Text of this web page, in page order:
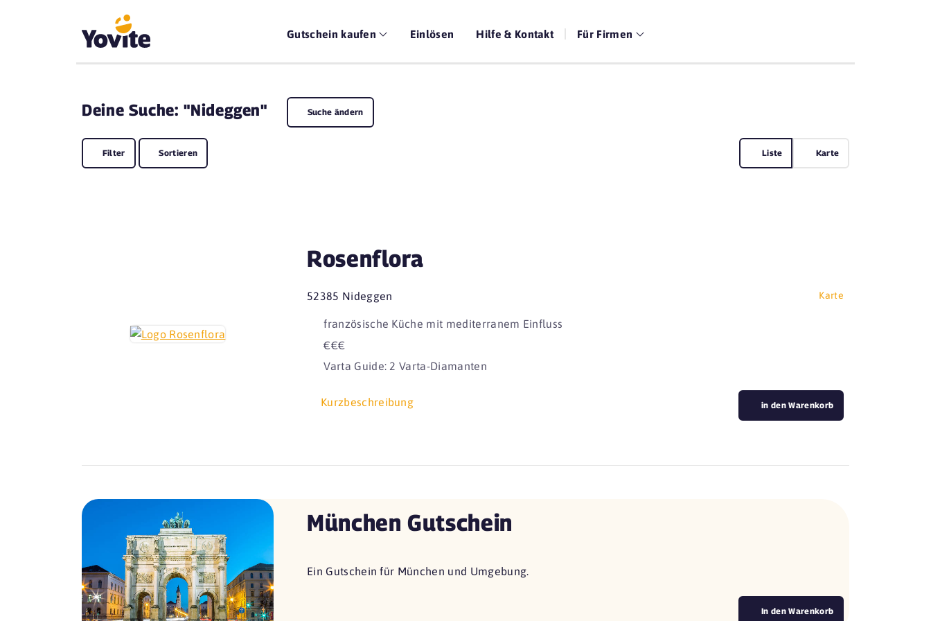
Gutschein kaufen Einlösen Hilfe & Kontakt Für Firmen
Deine Suche: "Nideggen" Suche ändern
Filter Sortieren Liste Karte
Rosenflora
52385 Nideggen Karte
französische Küche mit mediterranem Einfluss
€€€
Varta Guide: 2 Varta-Diamanten
Kurzbeschreibung in den Warenkorb
München Gutschein
Ein Gutschein für München und Umgebung.
In den Warenkorb